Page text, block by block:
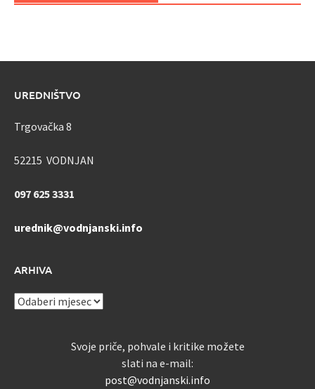
UREDNIŠTVO
Trgovačka 8
52215 VODNJAN
097 625 3331
urednik@vodnjanski.info
ARHIVA
ARHIVA
Svoje priče, pohvale i kritike možete
slati na e-mail:
post@vodnjanski.info